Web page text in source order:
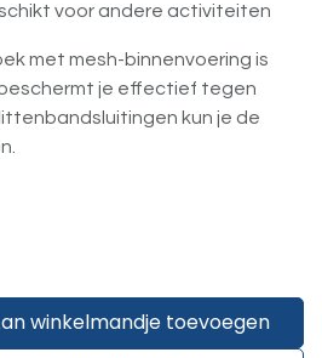
voor andere activiteiten
met mesh-binnenvoering is
je effectief tegen
kun je de
winkelmandje toevoegen